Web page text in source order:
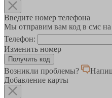
Введите номер телефона
Мы отправим вам код в смс
Телефон:
Изменить номер
Возникли проблемы?
Добавление карты